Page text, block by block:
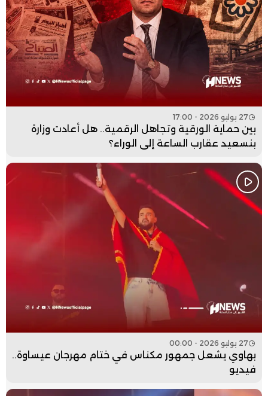
27 يوليو 2026 - 17:00
بين حماية الورقية وتجاهل الرقمية.. هل أعادت وزارة
بنسعيد عقارب الساعة إلى الوراء؟
27 يوليو 2026 - 00:00
بهاوي يشعل جمهور مكناس في ختام مهرجان عيساوة..
فيديو